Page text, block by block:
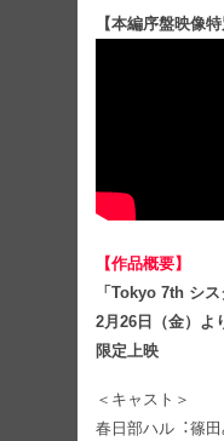
【本編序盤映像
【作品概要】
「Tokyo 7th シ
2月26日（⾦）よ
限定上映
＜キャスト＞
春日部ハル︓篠